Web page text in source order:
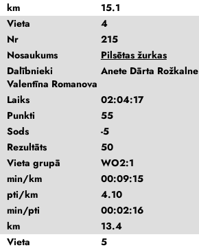
km
15.1
Vieta
4
Nr
215
Nosaukums
Pilsētas žurkas
Dalībnieki
Anete Dārta Rožkalne
Valentīna Romanova
Laiks
02:04:17
Punkti
55
Sods
-5
Rezultāts
50
Vieta grupā
WO2:1
min/km
00:09:15
pti/km
4.10
min/pti
00:02:16
km
13.4
Vieta
5